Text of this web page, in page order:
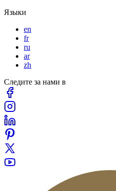
Языки
en
fr
ru
ar
zh
Следите за нами в